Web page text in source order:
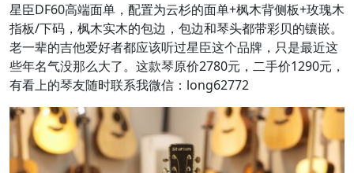
星臣DF60高端面单，配置为云杉的面单+枫木背侧板+玫瑰木
指板/下码，枫木实木的包边，包边和琴头都带彩贝的镶嵌。
老一辈的吉他爱好者都应该听过星臣这个品牌，只是最近这
些年名气没那么大了。这款琴原价2780元，二手价1290元，
有看上的琴友随时联系我微信：long62772